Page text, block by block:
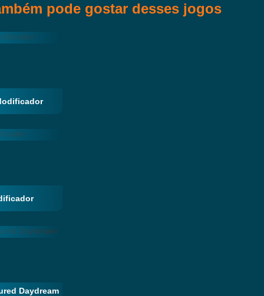
pode gostar desses jogos
Daydream